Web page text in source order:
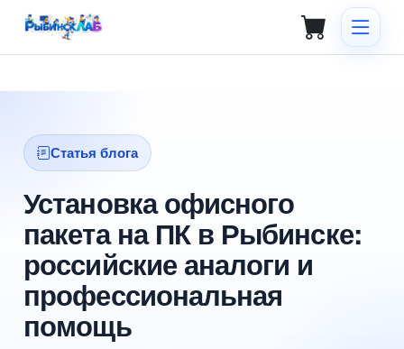
Статья блога
Установка офисного
пакета на ПК в Рыбинске:
российские аналоги и
профессиональная
помощь